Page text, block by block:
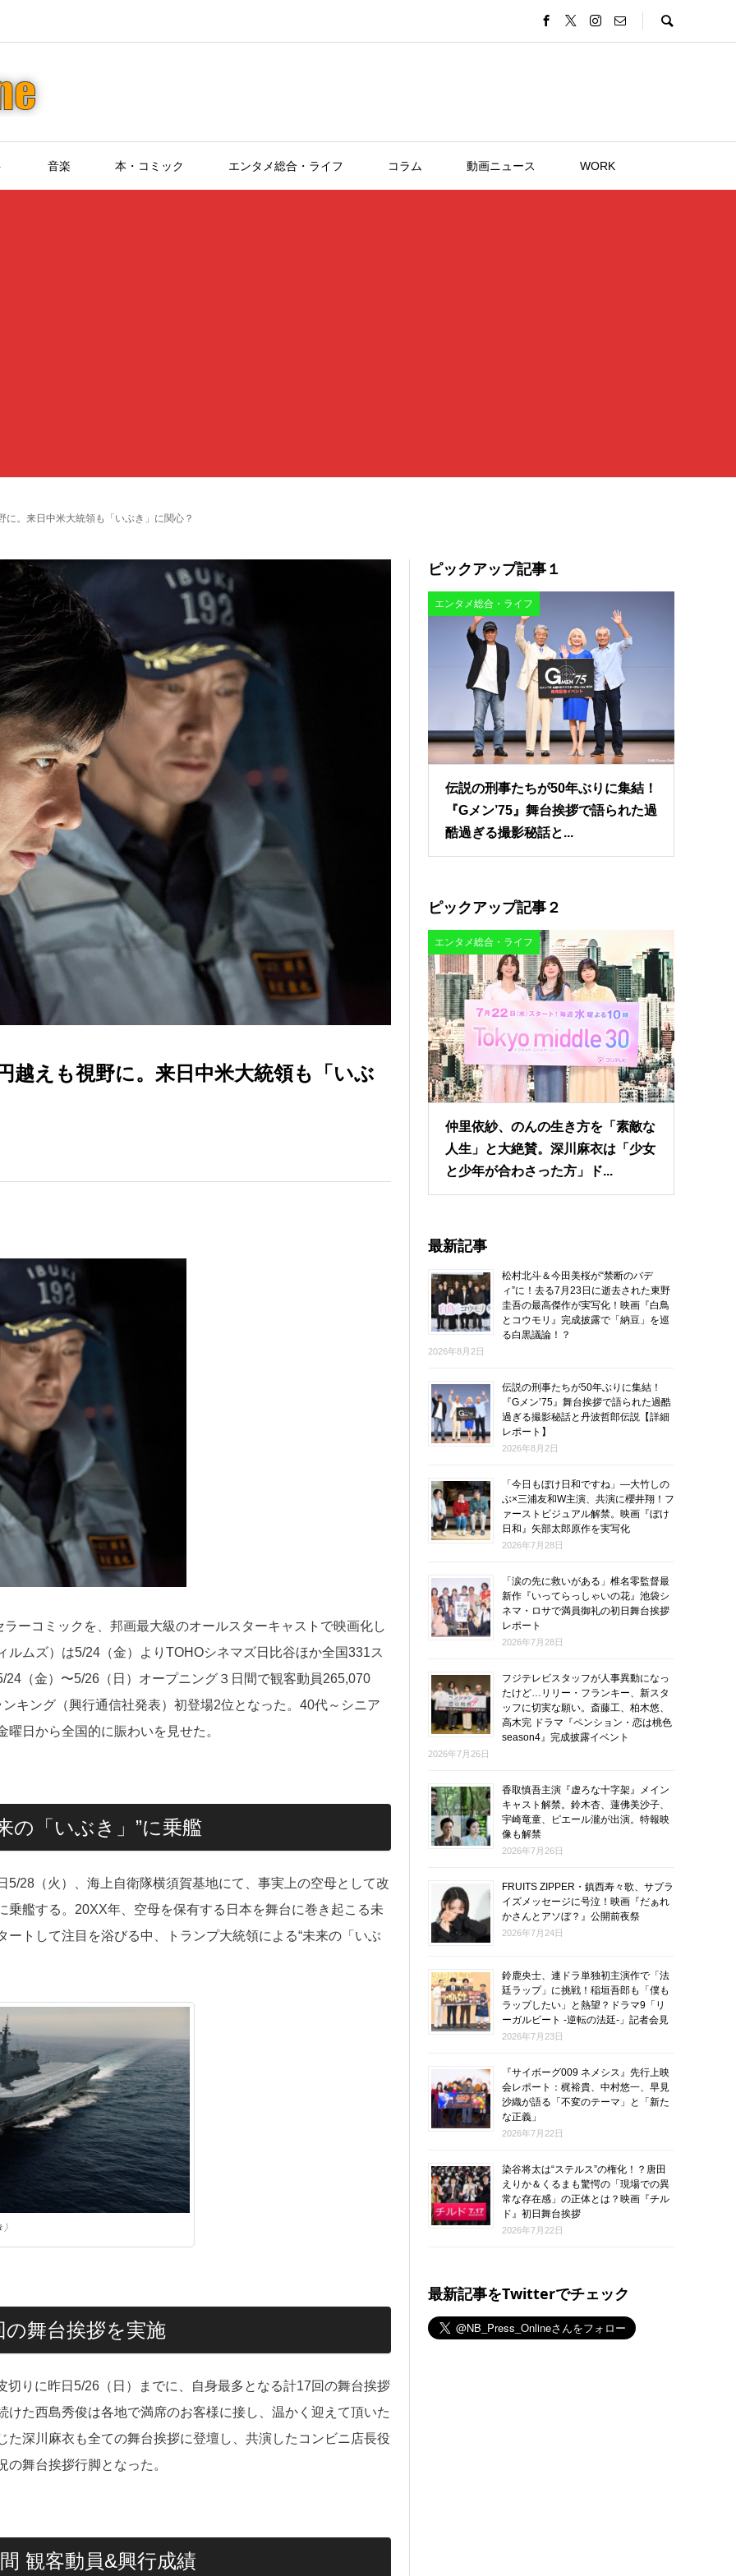
音楽 本・コミック エンタメ総合・ライフ コラム 動画ニュース WORK
。来日中米大統領も「いぶき」に関心？
越えも視野に。来日中米大統領も「いぶ
ーコミックを、邦画最大級のオールスターキャストで映画化し
ムズ）は5/24（金）よりTOHOシネマズ日比谷ほか全国331ス
（金）〜5/26（日）オープニング３日間で観客動員265,070
キング（興行通信社発表）初登場2位となった。40代～シニア
日から全国的に賑わいを見せた。
の「いぶき」”に乗艦
28（火）、海上自衛隊横須賀基地にて、事実上の空母として改
艦する。20XX年、空母を保有する日本を舞台に巻き起こる未
トして注目を浴びる中、トランプ大統領による“未来の「いぶ
舞台挨拶を実施
りに昨日5/26（日）までに、自身最多となる計17回の舞台挨拶
た西島秀俊は各地で満席のお客様に接し、温かく迎えて頂いた
深川麻衣も全ての舞台挨拶に登壇し、共演したコンビニ店長役
舞台挨拶行脚となった。
観客動員&興行成績
ピックアップ記事１
エンタメ総合・ライフ
伝説の刑事たちが50年ぶりに集結！
『Gメン’75』舞台挨拶で語られた過
酷過ぎる撮影秘話と...
ピックアップ記事２
エンタメ総合・ライフ
仲里依紗、のんの生き方を「素敵な
人生」と大絶賛。深川麻衣は「少女
と少年が合わさった方」ド...
最新記事
松村北斗＆今田美桜が“禁断のバデ
ィ”に！去る7月23日に逝去された東野
圭吾の最高傑作が実写化！映画『白鳥
とコウモリ』完成披露で「納豆」を巡
る白黒議論！？
2026年8月2日
伝説の刑事たちが50年ぶりに集結！
『Gメン’75』舞台挨拶で語られた過酷
過ぎる撮影秘話と丹波哲郎伝説【詳細
レポート】
2026年8月2日
「今日もぼけ日和ですね」―大竹しの
ぶ×三浦友和W主演、共演に櫻井翔！フ
ァーストビジュアル解禁。映画『ぼけ
日和』矢部太郎原作を実写化
2026年7月28日
「涙の先に救いがある」椎名零監督最
新作『いってらっしゃいの花』池袋シ
ネマ・ロサで満員御礼の初日舞台挨拶
レポート
2026年7月28日
フジテレビスタッフが人事異動になっ
たけど…リリー・フランキー、新スタ
ッフに切実な願い。斎藤工、柏木悠、
高木完 ドラマ『ペンション・恋は桃色
season4』完成披露イベント
2026年7月26日
香取慎吾主演『虚ろな十字架』メイン
キャスト解禁。鈴木杏、蓮佛美沙子、
宇崎竜童、ピエール瀧が出演。特報映
像も解禁
2026年7月26日
FRUITS ZIPPER・鎮西寿々歌、サプラ
イズメッセージに号泣！映画『だぁれ
かさんとアソぼ？』公開前夜祭
2026年7月24日
鈴鹿央士、連ドラ単独初主演作で「法
廷ラップ」に挑戦！稲垣吾郎も「僕も
ラップしたい」と熱望？ドラマ9「リ
ーガルビート -逆転の法廷-」記者会見
2026年7月23日
『サイボーグ009 ネメシス』先行上映
会レポート：梶裕貴、中村悠一、早見
沙織が語る「不変のテーマ」と「新た
な正義」
2026年7月22日
染谷将太は“ステルス”の権化！？唐田
えりか＆くるまも驚愕の「現場での異
常な存在感」の正体とは？映画『チル
ド』初日舞台挨拶
2026年7月22日
最新記事をTwitterでチェック